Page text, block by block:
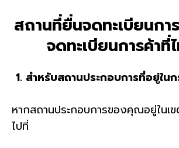
สถานที่ยื่นจดทะเบียนกา
จดทะเบียนการค้าที่
1. สำหรับสถานประกอบการที่อยู่ใน
หากสถานประกอบการของคุณอยู่ในเ
ไปที่